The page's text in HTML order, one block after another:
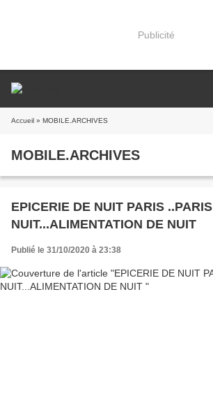
Publicité
Accueil » MOBILE.ARCHIVES
MOBILE.ARCHIVES
EPICERIE DE NUIT PARIS ..PARIS
NUIT...ALIMENTATION DE NUIT
Publié le 31/10/2020 à 23:38